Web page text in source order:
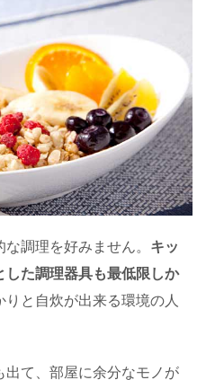
調理を好みません。 キッ
た調理器具も最低限しか
りと自炊が出来る環境の人
出て、部屋に余分なモノが